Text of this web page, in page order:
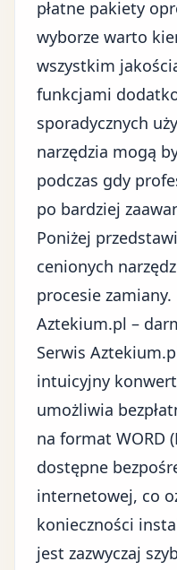
płatne pakiety
wyborze warto
wszystkim
funkcjami
sporadycznych
narzędzia mogą
podczas gdy
po bardziej
Poniżej
cenionych
procesie zamiany.
Aztekium.pl –
Serwis
intuicyjny
umożliwia
na format WORD
dostępne
internetowej, co
konieczności
jest zazwyczaj